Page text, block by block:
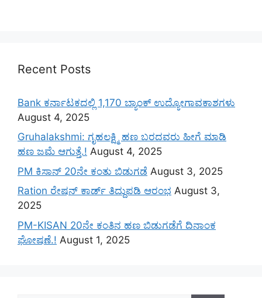
Recent Posts
Bank ಕರ್ನಾಟಕದಲ್ಲಿ 1,170 ಬ್ಯಾಂಕ್ ಉದ್ಯೋಗಾವಕಾಶಗಳು
August 4, 2025
Gruhalakshmi: ಗೃಹಲಕ್ಷ್ಮಿ ಹಣ ಬರದವರು ಹೀಗೆ ಮಾಡಿ
ಹಣ ಜಮೆ‌ ಆಗುತ್ತೆ.! August 4, 2025
PM ಕಿಸಾನ್ 20ನೇ ಕಂತು ಬಿಡುಗಡೆ August 3, 2025
Ration ರೇಷನ್ ಕಾರ್ಡ್ ತಿದ್ದುಪಡಿ ಆರಂಭ August 3,
2025
PM-KISAN 20ನೇ ಕಂತಿನ ಹಣ ಬಿಡುಗಡೆಗೆ ದಿನಾಂಕ
ಘೋಷಣೆ.! August 1, 2025